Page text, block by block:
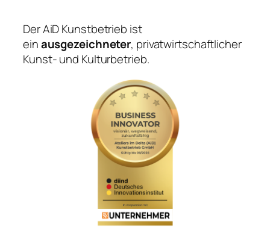
Der AiD Kunstbetrieb ist
einausgezeichneter, privatwirtschaftlicher
Kunst- und Kulturbetrieb.